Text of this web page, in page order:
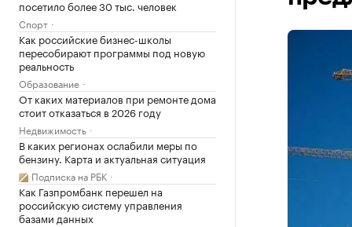
посетило более 30 тыс. человек
Спорт
Как российские бизнес-школы
пересобирают программы под новую
реальность
Образование
От каких материалов при ремонте дома
стоит отказаться в 2026 году
Недвижимость
В каких регионах ослабили меры по
бензину. Карта и актуальная ситуация
Подписка на РБК
Как Газпромбанк перешел на
российскую систему управления
базами данных